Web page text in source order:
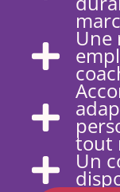
Une
tout
Un